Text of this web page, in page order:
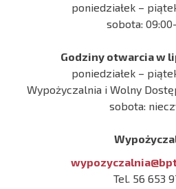
poniedziałek –
sobota:
Godziny otwarcia w
poniedziałek –
Wypożyczalnia i Wolny
sobota:
Tel. 56 653